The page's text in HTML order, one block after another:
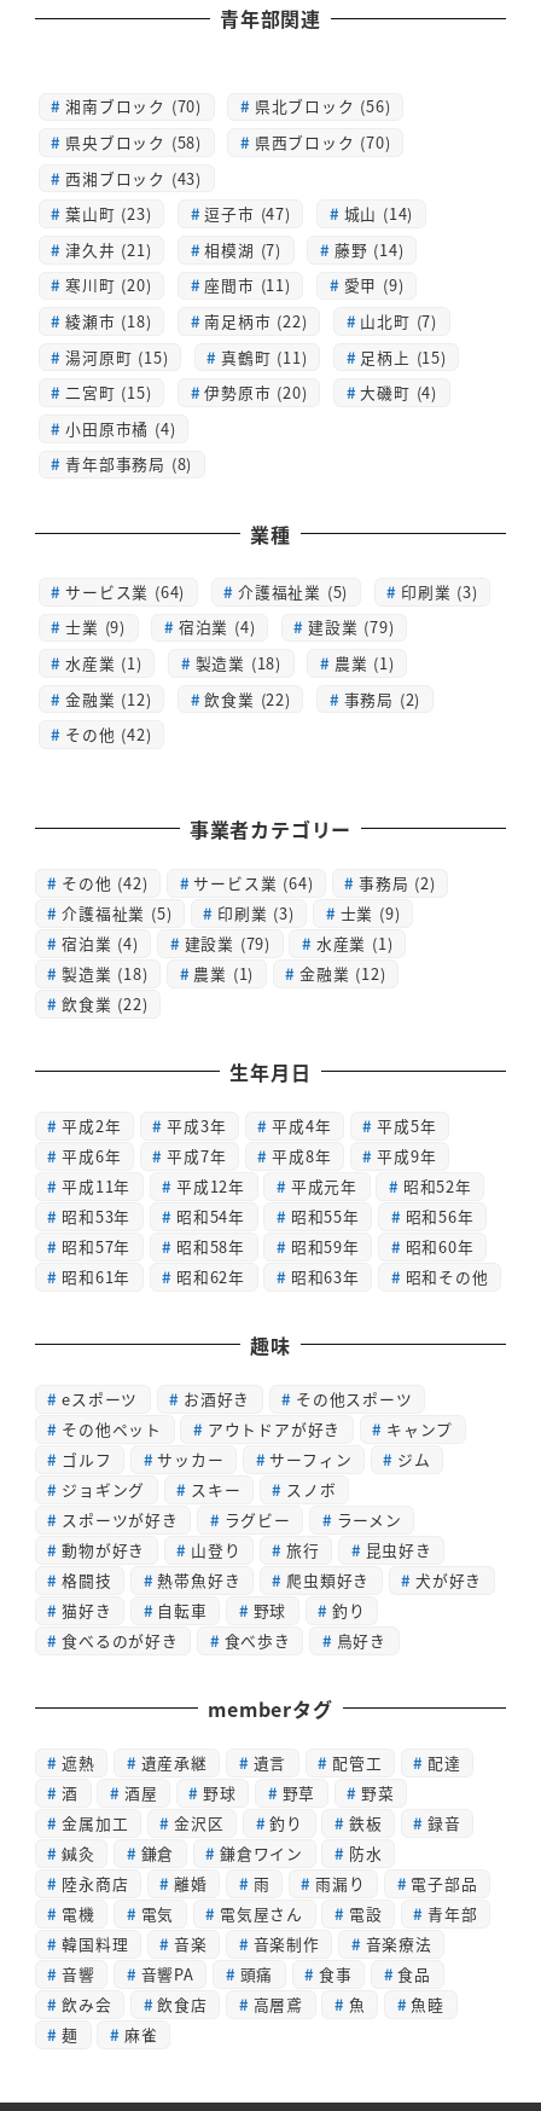
青年部関連
湘南ブロック (70)
県北ブロック (56)
県央ブロック (58)
県西ブロック (70)
西湘ブロック (43)
葉山町 (23)
逗子市 (47)
城山 (14)
津久井 (21)
相模湖 (7)
藤野 (14)
寒川町 (20)
座間市 (11)
愛甲 (9)
綾瀬市 (18)
南足柄市 (22)
山北町 (7)
湯河原町 (15)
真鶴町 (11)
足柄上 (15)
二宮町 (15)
伊勢原市 (20)
大磯町 (4)
小田原市橘 (4)
青年部事務局 (8)
業種
サービス業 (64) 介護福祉業 (5)
印刷業 (3)
士業 (9)
宿泊業 (4)
建設業 (79)
水産業 (1)
製造業 (18)
農業 (1)
金融業 (12)
飲食業 (22)
事務局 (2)
その他 (42)
事業者カテゴリー
その他 (42) サービス業 (64) 事務局 (2)
介護福祉業 (5) 印刷業 (3) 士業 (9)
宿泊業 (4) 建設業 (79) 水産業 (1)
製造業 (18) 農業 (1) 金融業 (12)
飲食業 (22)
生年月日
平成2年 平成3年 平成4年
平成5年
平成6年
平成7年 平成8年
平成9年
平成11年
平成12年 平成元年
昭和52年
昭和53年
昭和54年 昭和55年
昭和56年
昭和57年
昭和58年 昭和59年
昭和60年
昭和61年
昭和62年 昭和63年 昭和その他
趣味
eスポーツ お酒好き
その他スポーツ
その他ペット
アウトドアが好き
キャンプ
ゴルフ
サッカー サーフィン
ジム
ジョギング
スキー
スノボ
スポーツが好き
ラグビー
ラーメン
動物が好き
山登り 旅行
昆虫好き
格闘技
熱帯魚好き 爬虫類好き
犬が好き
猫好き
自転車 野球
釣り
食べるのが好き
食べ歩き 鳥好き
memberタグ
遮熱 遺産承継 遺言 配管工
配達
酒
酒屋 野球 野草
野菜
金属加工
金沢区 釣り 鉄板
録音
鍼灸
鎌倉 鎌倉ワイン
防水
陸永商店
離婚 雨 雨漏り
電子部品
電機
電気 電気屋さん 電設
青年部
韓国料理
音楽 音楽制作
音楽療法
音響
音響PA 頭痛 食事
食品
飲み会
飲食店 高層鳶 魚
魚睦
麺
麻雀